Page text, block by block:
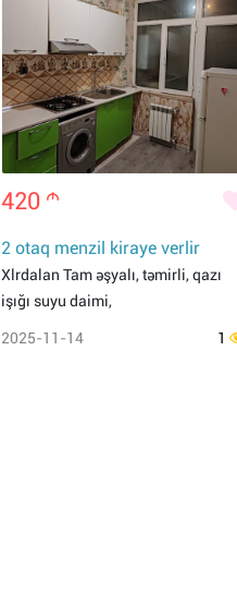
420 m
2 otaq menzil kiraye verlir
Xlrdalan Tam əşyalı, təmirli, qazı
işığı suyu daimi,
2025-11-14 1